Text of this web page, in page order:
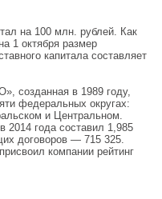
на 100 млн. рублей. Как
1 октября размер
капитала составляет
созданная в 1989 году,
федеральных округах:
и Центральном.
2014 года составил 1,985
договоров — 715 325.
компании рейтинг